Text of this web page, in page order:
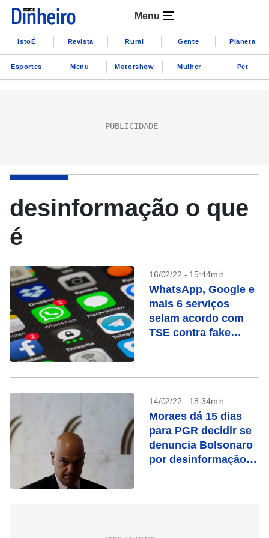
Menu
IstoÉ Revista Rural Gente Planeta
Esportes Menu Motorshow Mulher Pet
desinformação o que
é
16/02/22 - 15:44min
WhatsApp, Google e
mais 6 serviços
selam acordo com
TSE contra fake
14/02/22 - 18:34min
Moraes dá 15 dias
para PGR decidir se
denuncia Bolsonaro
por desinformação